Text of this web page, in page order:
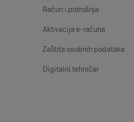
Račun i potrošnja
Aktivacija e-računa
Zaštita osobnih podataka
Digitalni tehničar